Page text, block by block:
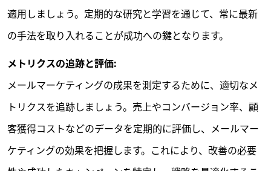
適用しましょう。定期的な研究と学習を通じて、常に最新
の手法を取り入れることが成功への鍵となります。
メトリクスの追跡と評価:
メールマーケティングの成果を測定するために、適切なメ
トリクスを追跡しましょう。売上やコンバージョン率、顧
客獲得コストなどのデータを定期的に評価し、メールマー
ケティングの効果を把握します。これにより、改善の必要